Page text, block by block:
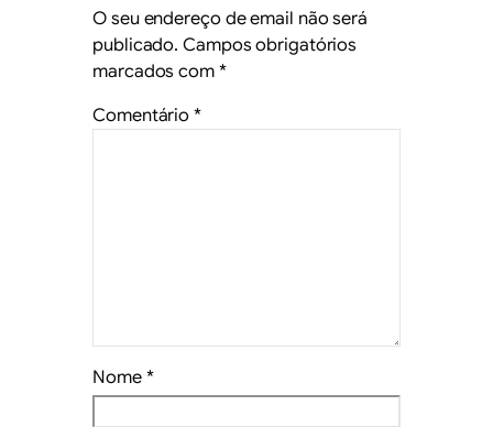
O seu endereço de email não será
publicado. Campos obrigatórios
marcados com *
Comentário*
Nome *